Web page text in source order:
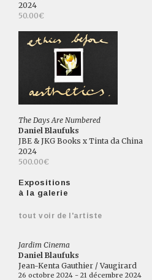
2024
50.00€
The Days Are Numbered
Daniel Blaufuks
JBE & JKG Books x Tinta da China
2024
500.00€
Expositions
à la galerie
tout voir de l'artiste
Jardim Cinema
Daniel Blaufuks
Jean-Kenta Gauthier / Vaugirard
26 octobre 2024 - 21 décembre 2024